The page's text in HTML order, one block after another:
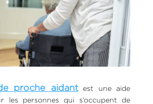
proche aidantest une aide
les personnes qui s’occupent de